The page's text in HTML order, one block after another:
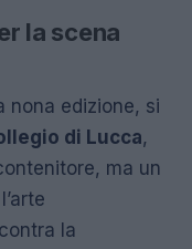
la scena
nona edizione, si
di Lucca,
ma un
la